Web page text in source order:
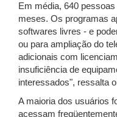
Em média, 640
meses. Os programas
softwares livres - e
ou para ampliação do
adicionais com
insuficiência de
interessados", ressalta
A maioria dos usuários
acessam